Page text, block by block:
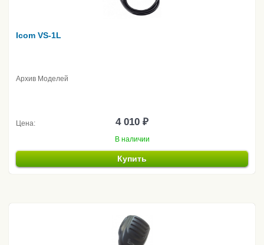
Icom VS-1L
Архив Моделей
Цена: 4 010 ₽
В наличии
Купить